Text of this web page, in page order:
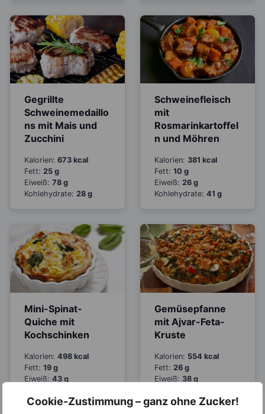
Cookie-Zustimmung – ganz ohne Zucker!
Gegrillte
Schweinemedaillo
ns mit Mais und
Zucchini
Kalorien: 673 kcal
Fett: 25 g
Eiweiß: 78 g
Kohlehydrate: 28 g
Schweinefleisch
mit
Rosmarinkartoffel
n und Möhren
Kalorien: 381 kcal
Fett: 10 g
Eiweiß: 26 g
Kohlehydrate: 41 g
Mini-Spinat-
Quiche mit
Kochschinken
Kalorien: 498 kcal
Fett: 19 g
Eiweiß: 43 g
Gemüsepfanne
mit Ajvar-Feta-
Kruste
Kalorien: 554 kcal
Fett: 26 g
Eiweiß: 38 g